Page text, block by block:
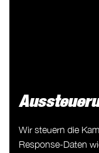
Wir steuern die
Response-Daten